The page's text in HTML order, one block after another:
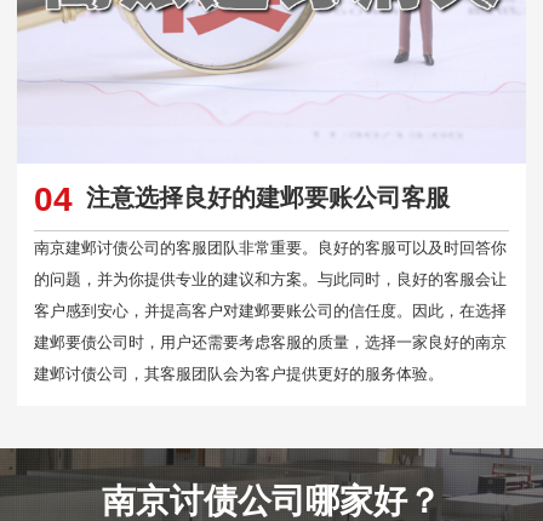
04 注意选择良好的建邺要账公司客服
南京建邺讨债公司的客服团队非常重要。良好的客服可以及时回答你
的问题，并为你提供专业的建议和方案。与此同时，良好的客服会让
客户感到安心，并提高客户对建邺要账公司的信任度。因此，在选择
建邺要债公司时，用户还需要考虑客服的质量，选择一家良好的南京
建邺讨债公司，其客服团队会为客户提供更好的服务体验。
南京讨债公司哪家好？